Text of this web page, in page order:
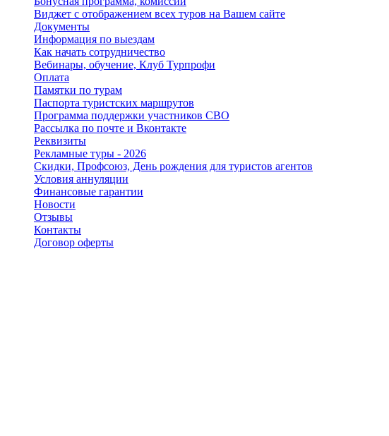
Виджет с отображением всех туров на Вашем сайте
Документы
Информация по выездам
Как начать сотрудничество
Вебинары, обучение, Клуб Турпрофи
Оплата
Памятки по турам
Паспорта туристских маршрутов
Программа поддержки участников СВО
Рассылка по почте и Вконтакте
Реквизиты
Рекламные туры - 2026
Скидки, Профсоюз, День рождения для туристов агентов
Условия аннуляции
Финансовые гарантии
Новости
Отзывы
Контакты
Договор оферты